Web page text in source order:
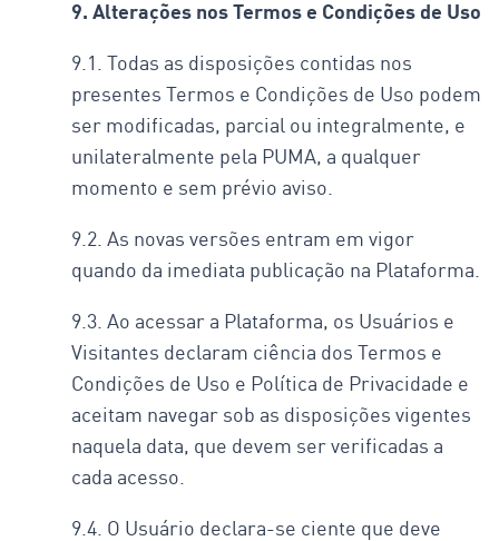
9. Alterações nos Termos e Condições de Uso
9.1. Todas as disposições contidas nos
presentes Termos e Condições de Uso podem
ser modificadas, parcial ou integralmente, e
unilateralmente pela PUMA, a qualquer
momento e sem prévio aviso.
9.2. As novas versões entram em vigor
quando da imediata publicação na Plataforma.
9.3. Ao acessar a Plataforma, os Usuários e
Visitantes declaram ciência dos Termos e
Condições de Uso e Política de Privacidade e
aceitam navegar sob as disposições vigentes
naquela data, que devem ser verificadas a
cada acesso.
9.4. O Usuário declara-se ciente que deve